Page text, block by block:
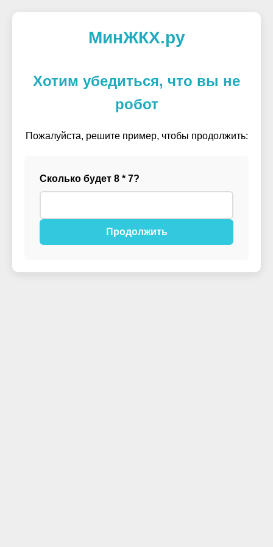
МинЖКХ.ру
Хотим убедиться, что вы не
робот
Пожалуйста, решите пример, чтобы продолжить:
Сколько будет 8 * 7?
Продолжить